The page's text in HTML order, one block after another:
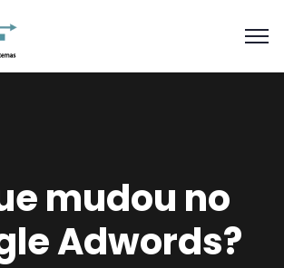
mudou no
Adwords?